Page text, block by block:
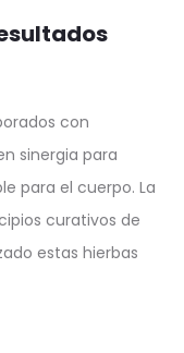
con
sinergia para
para el cuerpo. La
curativos de
estas hierbas